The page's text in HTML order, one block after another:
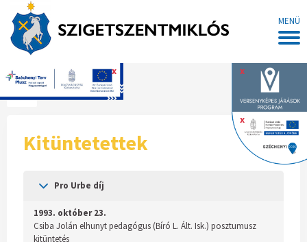
MENÜ
x
x
x
Főoldal
Kitüntetettek
Pro Urbe díj
1993. október 23.
Csiba Jolán elhunyt pedagógus (Bíró L. Ált. Isk.) posztumusz
kitüntetés